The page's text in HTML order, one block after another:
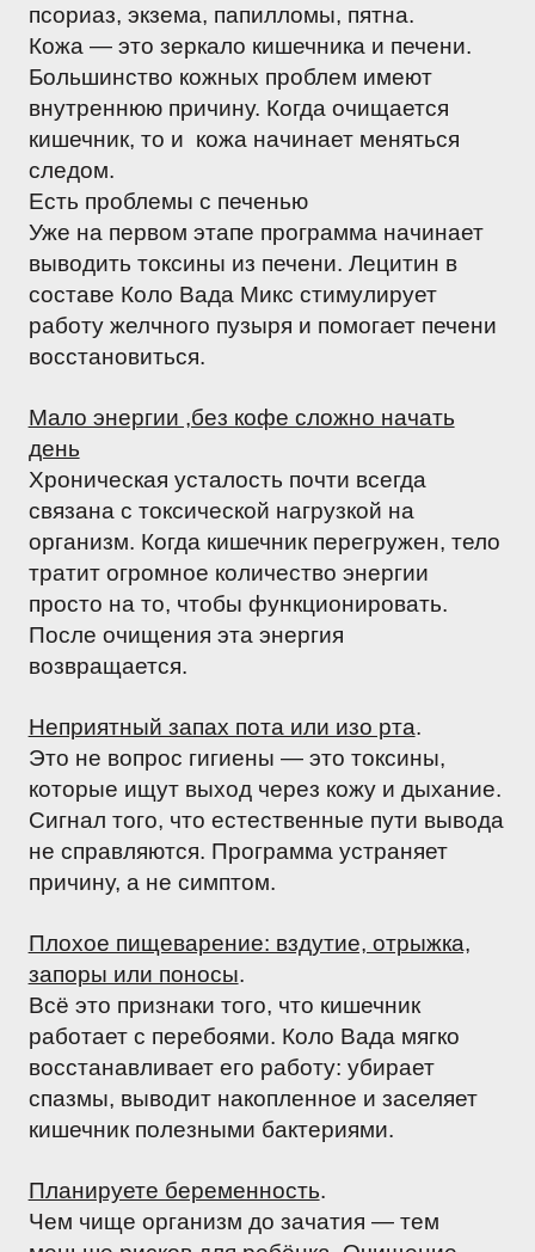
псориаз, экзема, папилломы, пятна.
Кожа — это зеркало кишечника и печени.
Большинство кожных проблем имеют
внутреннюю причину. Когда очищается
кишечник, то и кожа начинает меняться
следом.
Есть проблемы с печенью
Уже на первом этапе программа начинает
выводить токсины из печени. Лецитин в
составе Коло Вада Микс стимулирует
работу желчного пузыря и помогает печени
восстановиться.
Мало энергии ,без кофе сложно начать
день
Хроническая усталость почти всегда
связана с токсической нагрузкой на
организм. Когда кишечник перегружен, тело
тратит огромное количество энергии
просто на то, чтобы функционировать.
После очищения эта энергия
возвращается.
Неприятный запах пота или изо рта.
Это не вопрос гигиены — это токсины,
которые ищут выход через кожу и дыхание.
Сигнал того, что естественные пути вывода
не справляются. Программа устраняет
причину, а не симптом.
Плохое пищеварение: вздутие, отрыжка,
запоры или поносы.
Всё это признаки того, что кишечник
работает с перебоями. Коло Вада мягко
восстанавливает его работу: убирает
спазмы, выводит накопленное и заселяет
кишечник полезными бактериями.
Планируете беременность.
Чем чище организм до зачатия — тем